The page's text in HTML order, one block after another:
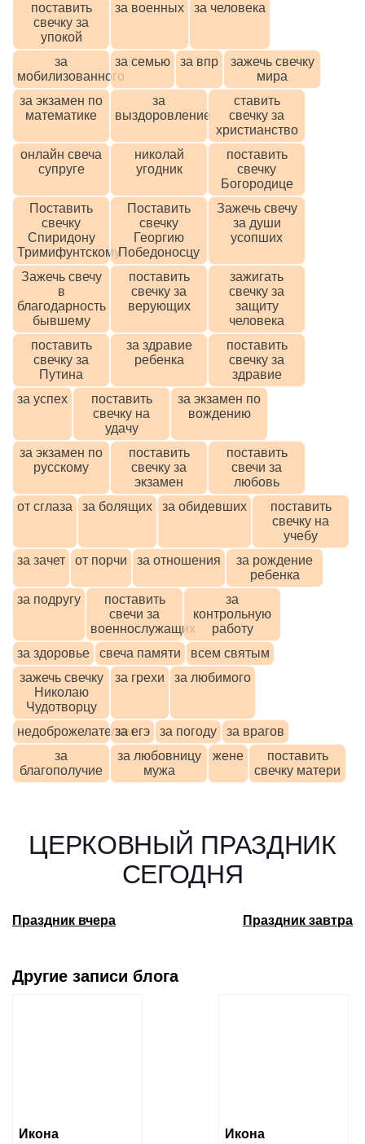
поставить
свечку за
упокой
за военных за человека
за
мобилизованного
за семью за впр
зажечь свечку
мира
за экзамен по
математике
за
выздоровление
ставить
свечку за
христианство
онлайн свеча
супруге
николай
угодник
поставить
свечку
Богородице
Поставить
свечку
Спиридону
Тримифунтскому
Поставить
свечку
Георгию
Победоносцу
Зажечь свечу
за души
усопших
Зажечь свечу
в
благодарность
бывшему
поставить
свечку за
верующих
зажигать
свечку за
защиту
человека
поставить
свечку за
Путина
за здравие
ребенка
поставить
свечку за
здравие
за успех
поставить
свечку на
удачу
за экзамен по
вождению
за экзамен по
русскому
поставить
свечку за
экзамен
поставить
свечи за
любовь
от сглаза
за болящих за обидевших
поставить
свечку на
учебу
за зачет
от порчи за отношения
за рождение
ребенка
за подругу
поставить
свечи за
военнослужащих
за
контрольную
работу
за здоровье
свеча памяти
всем святым
зажечь свечку
Николаю
Чудотворцу
за грехи за любимого
недоброжелателям
за егэ за погоду
за врагов
за
благополучие
за любовницу
мужа
жене
поставить
свечку матери
ЦЕРКОВНЫЙ ПРАЗДНИК
СЕГОДНЯ
Праздник вчера Праздник завтра
Другие записи блога
Икона
Икона